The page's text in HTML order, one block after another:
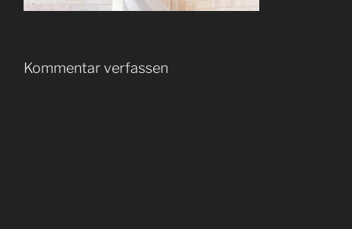
Kommentar verfassen